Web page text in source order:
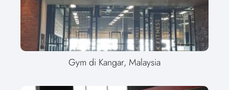
Gym di Kangar, Malaysia